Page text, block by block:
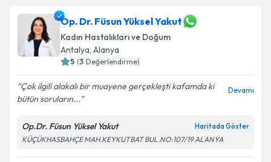
Op. Dr. Füsun Yüksel Yakut
Kadın Hastalıkları ve Doğum
Antalya, Alanya
5 (3 Değerlendirme)
Çok ilgili alakalı bir muayene gerçekleşti kafamda ki
bütün soruların...
Devamı
Op.Dr. Füsun Yüksel Yakut Haritada Göster
KÜÇÜKHASBAHÇE MAH.KEYKUTBAT BUL.NO:107/19 ALANYA